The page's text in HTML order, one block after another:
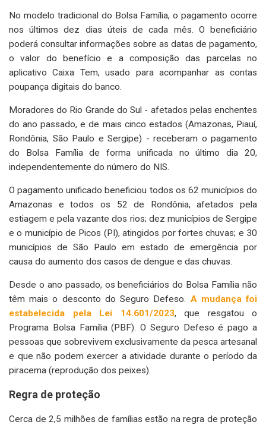
No modelo tradicional do Bolsa Família, o pagamento ocorre
nos últimos dez dias úteis de cada mês. O beneficiário
poderá consultar informações sobre as datas de pagamento,
o valor do benefício e a composição das parcelas no
aplicativo Caixa Tem, usado para acompanhar as contas
poupança digitais do banco.
Moradores do Rio Grande do Sul - afetados pelas enchentes
do ano passado, e de mais cinco estados (Amazonas, Piauí,
Rondônia, São Paulo e Sergipe) - receberam o pagamento
do Bolsa Família de forma unificada no último dia 20,
independentemente do número do NIS.
O pagamento unificado beneficiou todos os 62 municípios do
Amazonas e todos os 52 de Rondônia, afetados pela
estiagem e pela vazante dos rios; dez municípios de Sergipe
e o município de Picos (PI), atingidos por fortes chuvas; e 30
municípios de São Paulo em estado de emergência por
causa do aumento dos casos de dengue e das chuvas.
Desde o ano passado, os beneficiários do Bolsa Família não
têm mais o desconto do Seguro Defeso. A mudança foi
estabelecida pela Lei 14.601/2023, que resgatou o
Programa Bolsa Família (PBF). O Seguro Defeso é pago a
pessoas que sobrevivem exclusivamente da pesca artesanal
e que não podem exercer a atividade durante o período da
piracema (reprodução dos peixes).
Regra de proteção
Cerca de 2,5 milhões de famílias estão na regra de proteção